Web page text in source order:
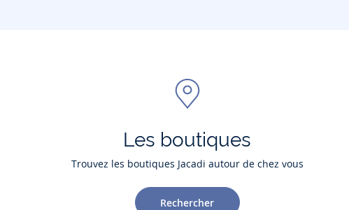
Les boutiques
Trouvez les boutiques Jacadi autour de chez vous
Rechercher